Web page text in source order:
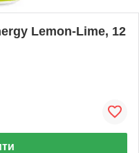
Lemon-Lime, 12